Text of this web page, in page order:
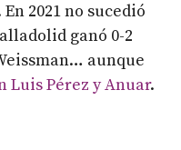
2021 no sucedió
ganó 0-2
aunque
Luis Pérez y Anuar.